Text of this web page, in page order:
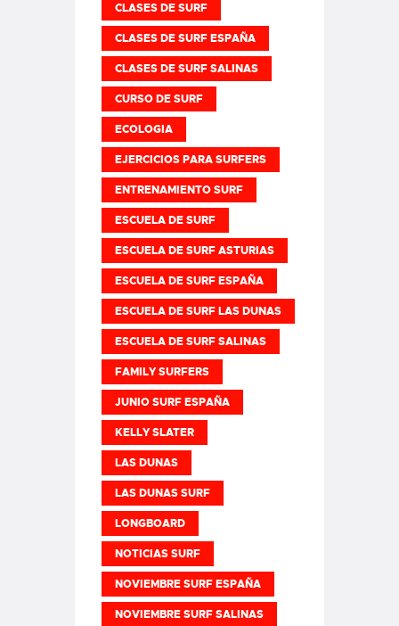
CLASES DE SURF
CLASES DE SURF ESPAÑA
CLASES DE SURF SALINAS
CURSO DE SURF
ECOLOGIA
EJERCICIOS PARA SURFERS
ENTRENAMIENTO SURF
ESCUELA DE SURF
ESCUELA DE SURF ASTURIAS
ESCUELA DE SURF ESPAÑA
ESCUELA DE SURF LAS DUNAS
ESCUELA DE SURF SALINAS
FAMILY SURFERS
JUNIO SURF ESPAÑA
KELLY SLATER
LAS DUNAS
LAS DUNAS SURF
LONGBOARD
NOTICIAS SURF
NOVIEMBRE SURF ESPAÑA
NOVIEMBRE SURF SALINAS